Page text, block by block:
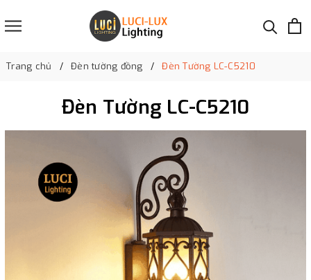
Trang chủ Đèn tường đồng Đèn Tường LC-C5210
Đèn Tường LC-C5210